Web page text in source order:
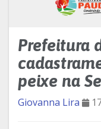
Prefeitura
peixe na
Giovanna Lira